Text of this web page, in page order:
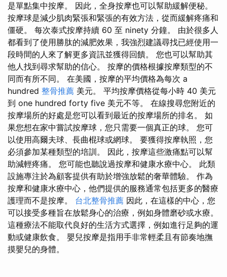
是單點集中按摩。 因此，全身按摩也可以幫助緩解便秘。
按摩球是減少肌肉緊張和緊張的有效方法，從而緩解疼痛和
僵硬。 每次泰式按摩持續 60 至 ninety 分鐘。 由於很多人
都看到了使用勝肽的減肥效果，我強烈建議尋找已經使用一
段時間的人來了解更多資訊並獲得回饋。 您也可以幫助其
他人找到尋求幫助的信心。 按摩的價格根據按摩類型的不
同而有所不同。 在美國，按摩的平均價格為每次 a
hundred 整骨推薦 美元。 平均按摩價格從每小時 40 美元
到 one hundred forty five 美元不等。 在線搜尋您附近的
按摩場所的好處是您可以看到最近的按摩場所的排名。 如
果您想在家中嘗試按摩球，您只需要一個真正的球。 您可
以使用高爾夫球、長曲棍球或網球。 要獲得按摩執照，您
必須參加某種類型的培訓。 因此，按摩這些激痛點可以幫
助減輕疼痛。 您可能也聽說過按摩和健康水療中心。 此類
設施專注於為顧客提供有助於增強放鬆的奢華體驗。 作為
按摩和健康水療中心，他們提供的服務通常包括更多的醫療
護理而不是按摩。 台北整骨推薦 因此，在這樣的中心，您
可以接受多種旨在放鬆身心的治療，例如身體磨砂或水療。
這種療法不能取代良好的生活方式選擇，例如進行足夠的運
動或健康飲食。 嬰兒按摩是指用手非常輕柔且有節奏地撫
摸嬰兒的身體。